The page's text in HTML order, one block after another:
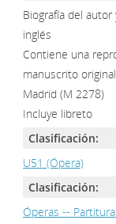
Biografía del
inglés
Contiene una
manuscrito
Madrid (M 2278)
Incluye libreto
Clasificación:
U51 (Ópera)
Clasificación:
Óperas --